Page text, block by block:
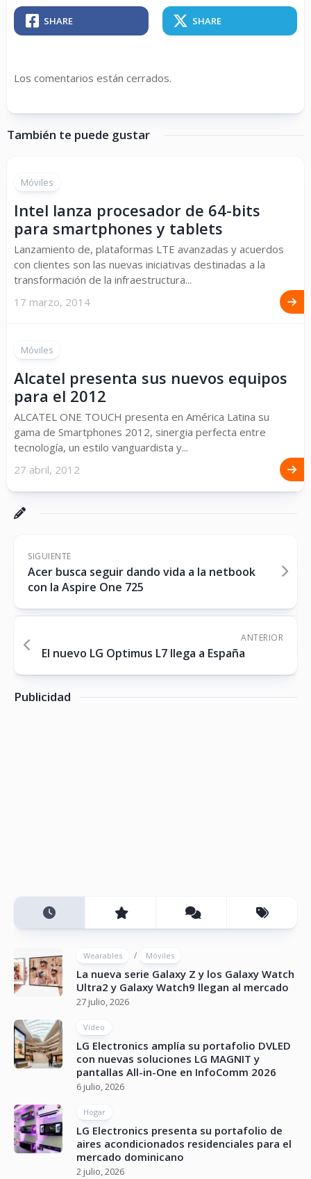
SHARE SHARE
Los comentarios están cerrados.
También te puede gustar
Móviles
Intel lanza procesador de 64-bits
para smartphones y tablets
Lanzamiento de, plataformas LTE avanzadas y acuerdos
con clientes son las nuevas iniciativas destinadas a la
transformación de la infraestructura...
17 marzo, 2014
Móviles
Alcatel presenta sus nuevos equipos
para el 2012
ALCATEL ONE TOUCH presenta en América Latina su
gama de Smartphones 2012, sinergia perfecta entre
tecnología, un estilo vanguardista y...
27 abril, 2012
SIGUIENTE
Acer busca seguir dando vida a la netbook
con la Aspire One 725
ANTERIOR
El nuevo LG Optimus L7 llega a España
Publicidad
Wearables / Móviles
La nueva serie Galaxy Z y los Galaxy Watch
Ultra2 y Galaxy Watch9 llegan al mercado
27 julio, 2026
Vídeo
LG Electronics amplía su portafolio DVLED
con nuevas soluciones LG MAGNIT y
pantallas All-in-One en InfoComm 2026
6 julio, 2026
Hogar
LG Electronics presenta su portafolio de
aires acondicionados residenciales para el
mercado dominicano
2 julio, 2026